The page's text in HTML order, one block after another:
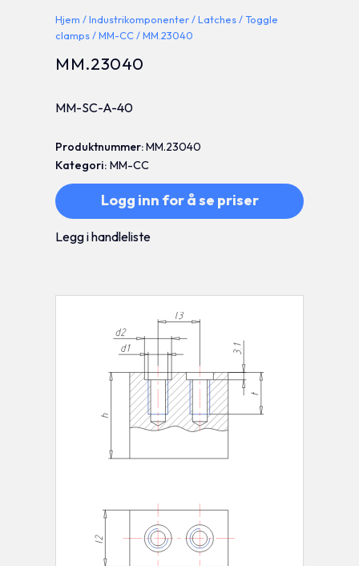
Hjem /Industrikomponenter/Latches/Toggle
clamps/MM-CC/ MM.23040
MM.23040
MM-SC-A-40
Produktnummer:MM.23040
Kategori:MM-CC
Logg inn for å se priser
Legg i handleliste